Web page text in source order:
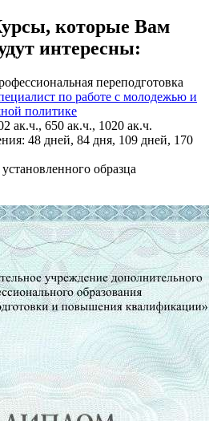
которые Вам
интересны:
переподготовка
по работе с молодежью и
политике
ак.ч., 650 ак.ч., 1020 ак.ч.
48 дней, 84 дня, 109 дней, 170
образца